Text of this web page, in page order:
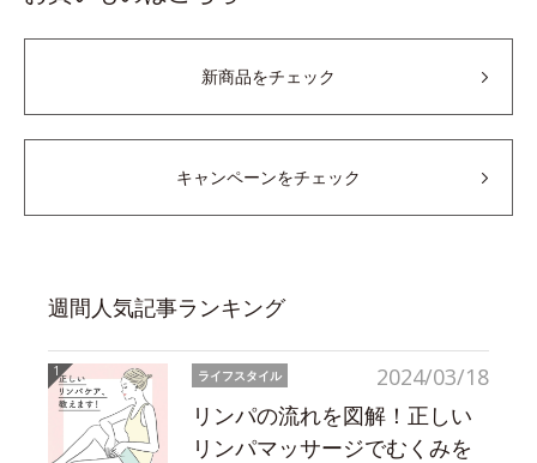
新商品をチェック
キャンペーンをチェック
週間人気記事ランキング
2024/03/18
ライフスタイル
リンパの流れを図解！正しい
リンパマッサージでむくみを